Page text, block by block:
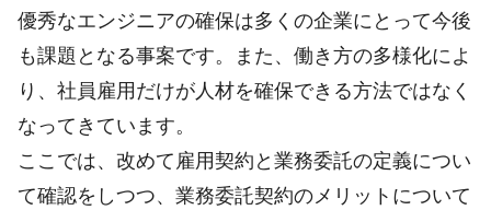
優秀なエンジニアの確保は多くの企業にとって今後
も課題となる事案です。また、働き方の多様化によ
り、社員雇用だけが人材を確保できる方法ではなく
なってきています。
ここでは、改めて雇用契約と業務委託の定義につい
て確認をしつつ、業務委託契約のメリットについて